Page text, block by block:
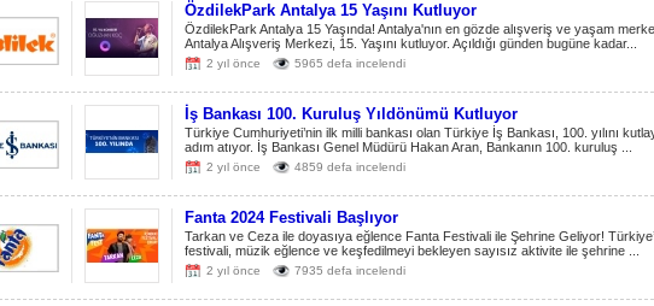
ÖzdilekPark Antalya 15 Yaşını Kutluyor
ÖzdilekPark Antalya 15 Yaşında! Antalya'nın en gözde alışveriş ve yaşam
Antalya Alışveriş Merkezi, 15. Yaşını kutluyor. Açıldığı günden bugüne kadar...
2 yıl önce 5965 defa incelendi
İş Bankası 100. Kuruluş Yıldönümü Kutluyor
Türkiye Cumhuriyeti’nin ilk milli bankası olan Türkiye İş Bankası, 100. yılını
adım atıyor. İş Bankası Genel Müdürü Hakan Aran, Bankanın 100. kuruluş ...
2 yıl önce 4859 defa incelendi
Fanta 2024 Festivali Başlıyor
Tarkan ve Ceza ile doyasıya eğlence Fanta Festivali ile Şehrine Geliyor!
festivali, müzik eğlence ve keşfedilmeyi bekleyen sayısız aktivite ile şehrine ...
2 yıl önce 7935 defa incelendi